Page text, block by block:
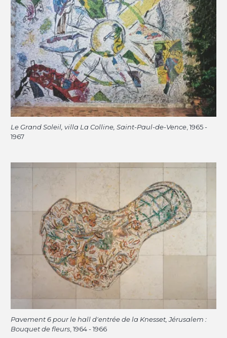
Le Grand Soleil, villa La Colline, Saint-Paul-de-Vence , 1965 -
1967
Pavement 6 pour le hall d'entrée de la Knesset, Jérusalem :
Bouquet de fleurs , 1964 - 1966